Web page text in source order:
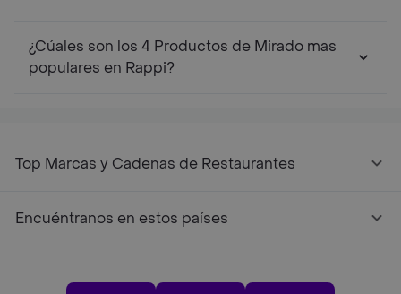
¿Cúales son los 4 Productos de Mirado mas
populares en Rappi?
Top Marcas y Cadenas de Restaurantes
Encuéntranos en estos países